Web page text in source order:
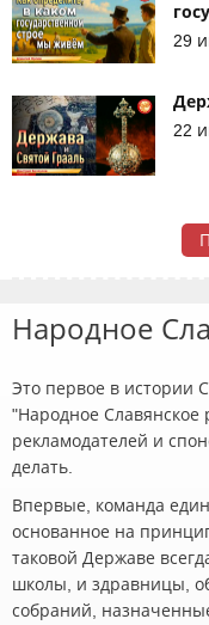
29
22
Народное
Это первое в истории
"Народное Славянское
рекламодателей и
делать.
Впервые, команда
основанное на
таковой Державе
школы, и здравницы,
собраний,